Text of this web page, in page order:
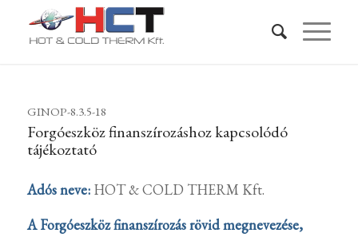
GINOP-8.3.5-18
Forgóeszköz finanszírozáshoz kapcsolódó
tájékoztató
Adós neve:HOT & COLD THERM Kft.
A Forgóeszköz finanszírozás rövid megnevezése,